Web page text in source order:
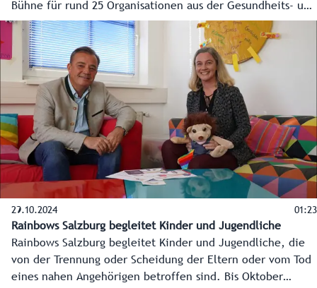
Bühne für rund 25 Organisationen aus der Gesundheits- und
Krankenpflege. Sie zeigen nicht nur, was ihre
Mitarbeiterinnen und Mitarbeiter tagtäglich für uns alle
leisten, sondern auch, wie man selber seine Karriere in
dieser spannenden und wichtigen Berufswelt startet.
29.10.2024 01:23
Rainbows Salzburg begleitet Kinder und Jugendliche
Rainbows Salzburg begleitet Kinder und Jugendliche, die
von der Trennung oder Scheidung der Eltern oder vom Tod
eines nahen Angehörigen betroffen sind. Bis Oktober